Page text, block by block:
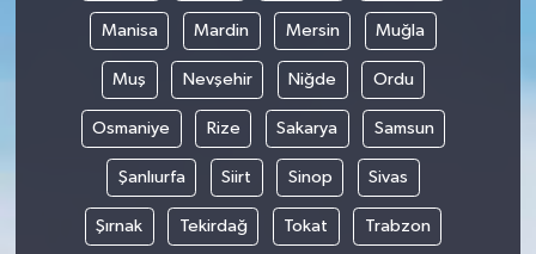
Manisa Mardin Mersin Muğla
Muş Nevşehir Niğde Ordu
Osmaniye Rize Sakarya Samsun
Şanlıurfa Siirt Sinop Sivas
Şırnak Tekirdağ Tokat Trabzon